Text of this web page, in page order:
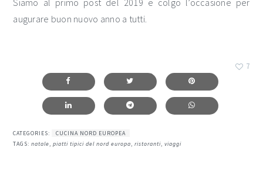
Siamo al primo post del 2019 e colgo l’occasione per
augurare buon nuovo anno a tutti.
7
CATEGORIES:
CUCINA NORD EUROPEA
TAGS:natale,piatti tipici del nord europa,ristoranti,viaggi